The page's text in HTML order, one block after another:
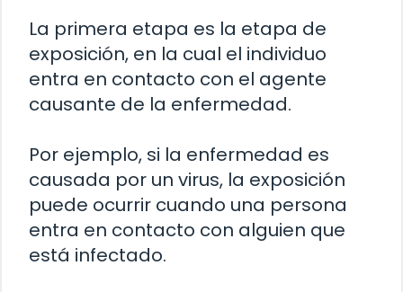
La primera etapa es la etapa de
exposición, en la cual el individuo
entra en contacto con el agente
causante de la enfermedad.
Por ejemplo, si la enfermedad es
causada por un virus, la exposición
puede ocurrir cuando una persona
entra en contacto con alguien que
está infectado.